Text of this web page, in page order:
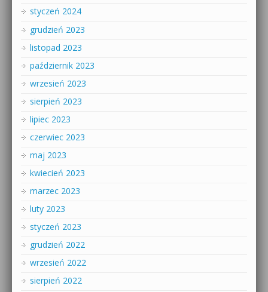
styczeń 2024
grudzień 2023
listopad 2023
październik 2023
wrzesień 2023
sierpień 2023
lipiec 2023
czerwiec 2023
maj 2023
kwiecień 2023
marzec 2023
luty 2023
styczeń 2023
grudzień 2022
wrzesień 2022
sierpień 2022